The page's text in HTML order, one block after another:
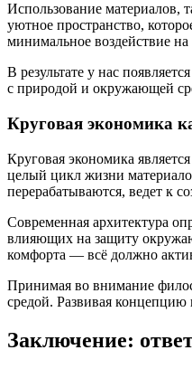
Использование материалов,
уютное пространство,
минимальное воздействие на
В результате у нас
с природой и окружающей
Круговая экономика
Круговая экономика
целый цикл жизни
перерабатываются, ведет к
Современная архитектура
влияющих на защиту
комфорта — всё должно
Принимая во внимание
средой. Развивая
Заключение: